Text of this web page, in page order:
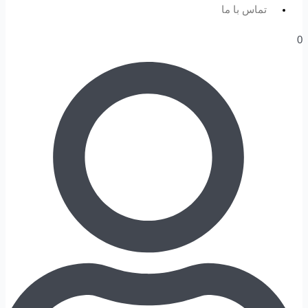
تماس با ما